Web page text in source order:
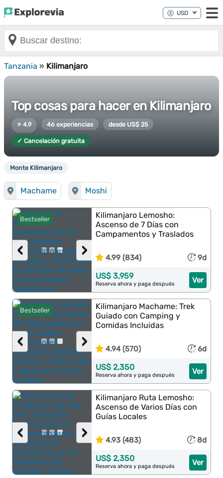
Tanzania » Kilimanjaro
Top cosas para hacer en Kilimanjaro
⭐ 4.9 46 experiencias desde US$ 25
✓ Cancelación gratuita
Monte Kilimanjaro
Machame Moshi
Bestseller
›
‹
Kilimanjaro Lemosho:
Ascenso de 7 Días con
Campamentos y Traslados
4.99 (834) 9d
Ver
US$ 3,959
Reserva ahora y paga después
Bestseller
›
‹
Kilimanjaro Machame: Trek
Guiado con Camping y
Comidas Incluidas
4.94 (570) 6d
Ver
US$ 2,350
Reserva ahora y paga después
›
‹
Kilimanjaro Ruta Lemosho:
Ascenso de Varios Días con
Guías Locales
4.93 (483) 8d
Ver
US$ 2,350
Reserva ahora y paga después